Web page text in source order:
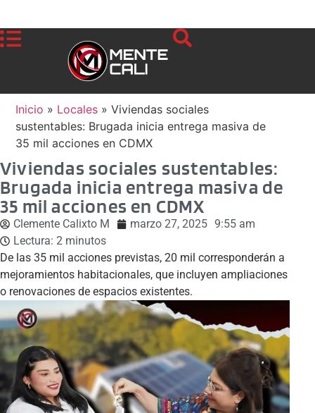
Inicio » Locales »Viviendas sociales
sustentables: Brugada inicia entrega masiva de
35 mil acciones en CDMX
Viviendas sociales sustentables:
Brugada inicia entrega masiva de
35 mil acciones en CDMX
Clemente Calixto M marzo 27, 2025 9:55 am
Lectura: 2 minutos
De las 35 mil acciones previstas, 20 mil corresponderán a
mejoramientos habitacionales, que incluyen ampliaciones
o renovaciones de espacios existentes.